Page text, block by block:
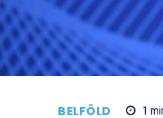
BELFÖLD 1